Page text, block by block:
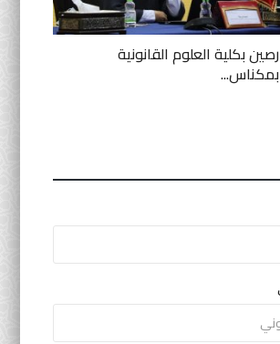
بكلية العلوم القانونية
بمكناس...